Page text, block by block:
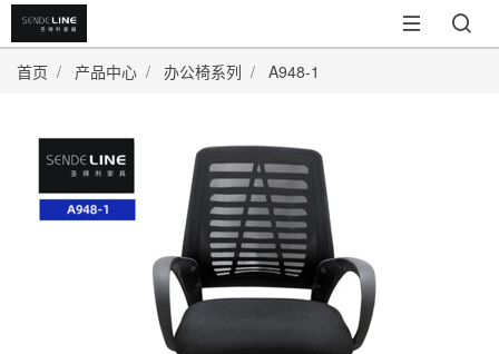
首页 产品中心 办公椅系列 A948-1